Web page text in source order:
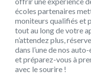
écoles partenaires
moniteurs qualifiés et
tout au long de votre
n’attendez plus,
dans l’une de nos
et préparez-vous à
avec le sourire !